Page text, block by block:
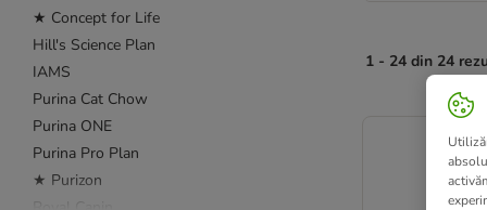
★ Concept for Life
Hill's Science Plan
IAMS
Purina Cat Chow
Purina ONE
Purina Pro Plan
★ Purizon
1 - 24 din 24
product items